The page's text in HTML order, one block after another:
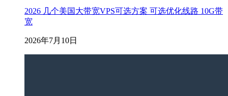
2026 几个美国大带宽VPS可选方案 可选优化线路 10G带
宽
2026年7月10日